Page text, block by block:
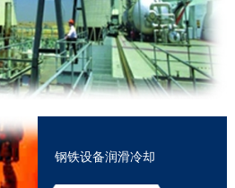
钢铁设备润滑冷却